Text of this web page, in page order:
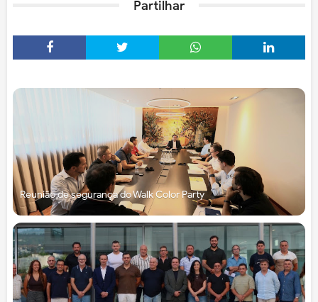
Partilhar
Reunião de segurança do Walk Color Party